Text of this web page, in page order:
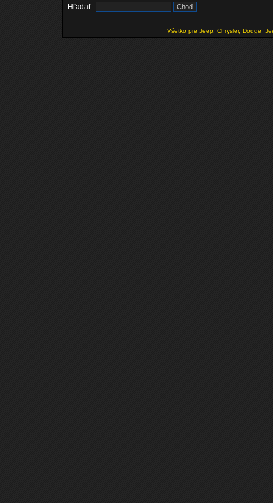
Hľadať:
Všetko pre Jeep, Chrysler, Dodge